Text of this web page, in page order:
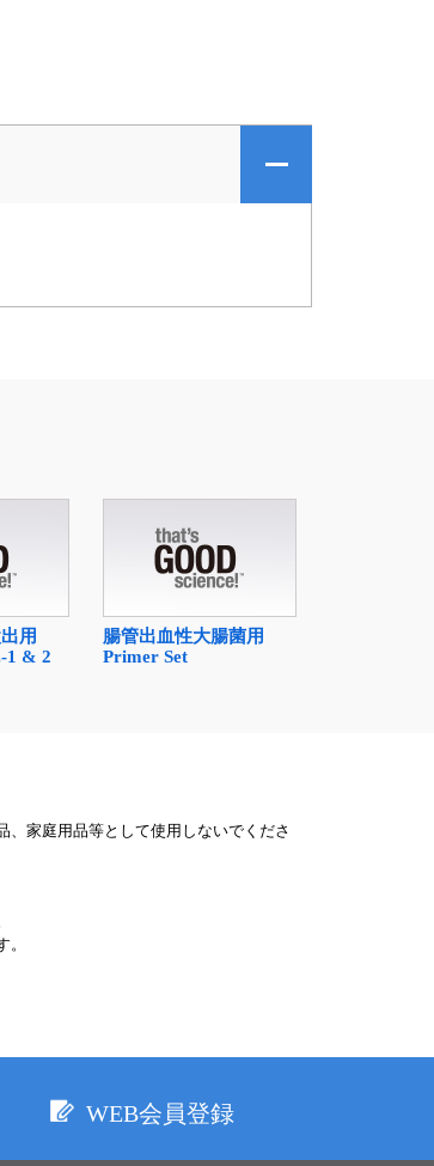
用
1 & 2
腸管出血性大腸菌用
Primer Set
家庭用品等として使用しないでくださ
WEB会員登録